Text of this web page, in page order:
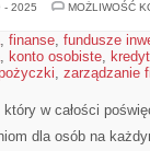
- 2025
MOŻLIWOŚĆ
, finanse, fundusze
, konto osobiste,
, zarządzanie
w całości
dla osób na